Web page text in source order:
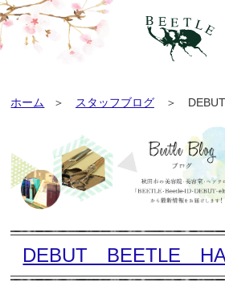
ホーム スタッフブログ
DEBUT BEETLE